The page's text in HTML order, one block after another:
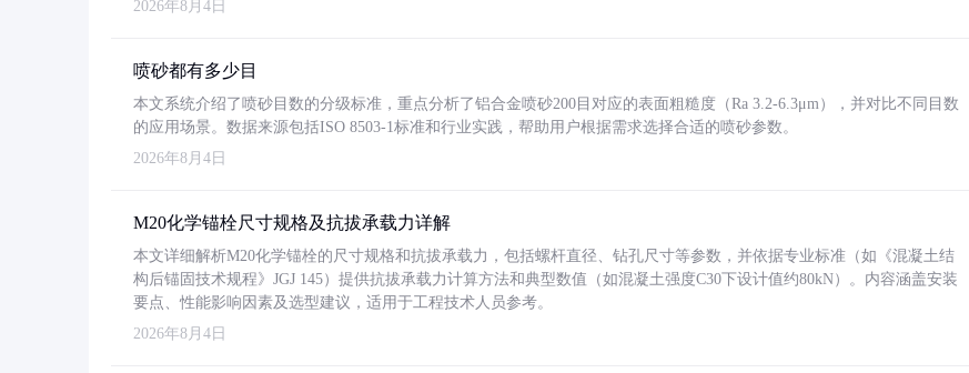
2026年8月4日
喷砂都有多少目
本文系统介绍了喷砂目数的分级标准，重点分析了铝合金喷砂200目对应的表面粗糙度（Ra 3.2-6.3μm），并对比不同目数
的应用场景。数据来源包括ISO 8503-1标准和行业实践，帮助用户根据需求选择合适的喷砂参数。
2026年8月4日
M20化学锚栓尺寸规格及抗拔承载力详解
本文详细解析M20化学锚栓的尺寸规格和抗拔承载力，包括螺杆直径、钻孔尺寸等参数，并依据专业标准（如《混凝土结
构后锚固技术规程》JGJ 145）提供抗拔承载力计算方法和典型数值（如混凝土强度C30下设计值约80kN）。内容涵盖安装
要点、性能影响因素及选型建议，适用于工程技术人员参考。
2026年8月4日